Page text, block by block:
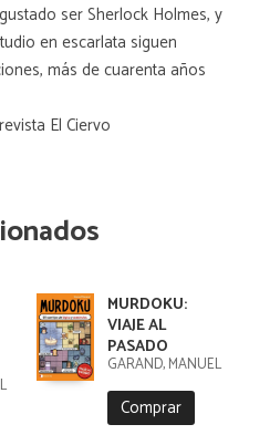
ser Sherlock Holmes, y
en escarlata siguen
más de cuarenta años
El Ciervo
MURDOKU:
VIAJE AL
PASADO
GARAND, MANUEL
Comprar